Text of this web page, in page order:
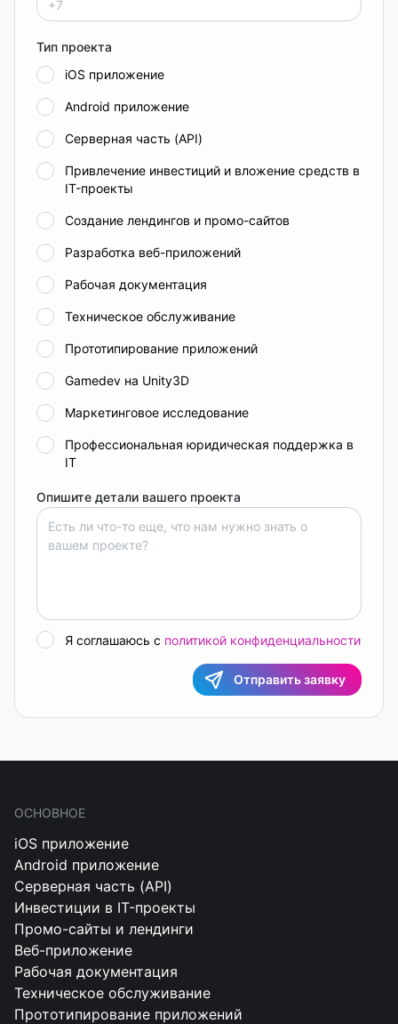
Тип проекта
iOS приложение
Android приложение
Серверная часть (API)
Привлечение инвестиций и вложение средств в
IT-проекты
Создание лендингов и промо-сайтов
Разработка веб-приложений
Рабочая документация
Техническое обслуживание
Прототипирование приложений
Gamedev на Unity3D
Маркетинговое исследование
Профессиональная юридическая поддержка в
IT
Опишите детали вашего проекта
Я соглашаюсь с политикой конфиденциальности
Отправить заявку
ОСНОВНОЕ
iOS приложение
Android приложение
Серверная часть (API)
Инвестиции в IT-проекты
Промо-сайты и лендинги
Веб-приложение
Рабочая документация
Техническое обслуживание
Прототипирование приложений